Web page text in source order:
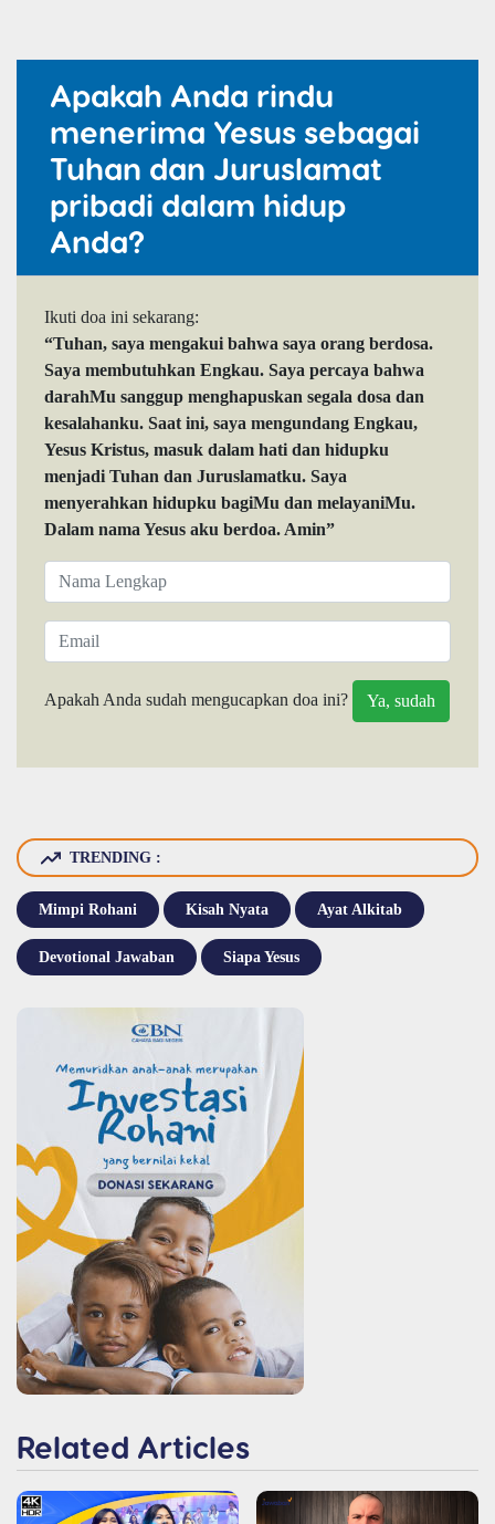
Apakah Anda rindu
menerima Yesus sebagai
Tuhan dan Juruslamat
pribadi dalam hidup
Anda?
Ikuti doa ini sekarang:
“Tuhan, saya mengakui bahwa saya orang berdosa.
Saya membutuhkan Engkau. Saya percaya bahwa
darahMu sanggup menghapuskan segala dosa dan
kesalahanku. Saat ini, saya mengundang Engkau,
Yesus Kristus, masuk dalam hati dan hidupku
menjadi Tuhan dan Juruslamatku. Saya
menyerahkan hidupku bagiMu dan melayaniMu.
Dalam nama Yesus aku berdoa. Amin”
Apakah Anda sudah mengucapkan doa ini?
TRENDING :
Mimpi Rohani Kisah Nyata Ayat Alkitab
Devotional Jawaban Siapa Yesus
Related Articles